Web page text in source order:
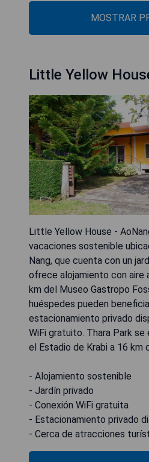
MOSTRAR
Little Yellow
Little Yellow House -
vacaciones sostenible
Nang, que cuenta con un
ofrece alojamiento con aire
km del Museo Gastropo
huéspedes pueden
estacionamiento privado
WiFi gratuito. Thara Park
el Estadio de Krabi a 16 km
- Alojamiento sostenible
- Jardín privado
- Conexión WiFi gratuita
- Estacionamiento privado
- Cerca de atracciones